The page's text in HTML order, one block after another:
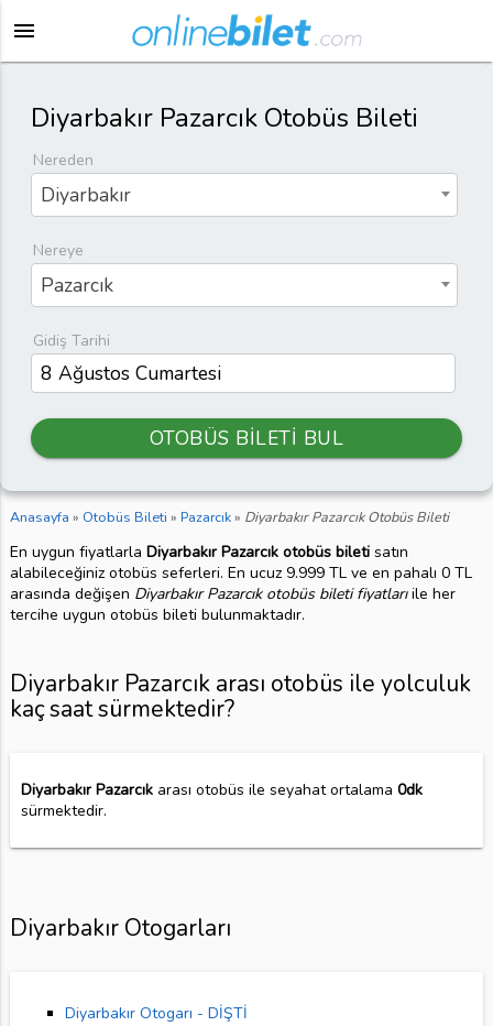
menu
Diyarbakır Pazarcık Otobüs Bileti
Nereden
Diyarbakır
Nereye
Pazarcık
Gidiş Tarihi
OTOBÜS BİLETİ BUL
Anasayfa » Otobüs Bileti » Pazarcık» Diyarbakır Pazarcık Otobüs Bileti
En uygun fiyatlarla Diyarbakır Pazarcık otobüs biletisatın
alabileceğiniz otobüs seferleri. En ucuz 9.999 TL ve en pahalı 0 TL
arasında değişen Diyarbakır Pazarcık otobüs bileti fiyatlarıile her
tercihe uygun otobüs bileti bulunmaktadır.
Diyarbakır Pazarcık arası otobüs ile yolculuk
kaç saat sürmektedir?
Diyarbakır Pazarcıkarası otobüs ile seyahat ortalama 0dk
sürmektedir.
Diyarbakır Otogarları
Diyarbakır Otogarı - DİŞTİ